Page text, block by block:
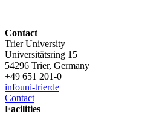
Contact
Trier University
Universitätsring 15
54296 Trier, Germany
+49 651 201-0
infouni-trierde
Contact
Facilities